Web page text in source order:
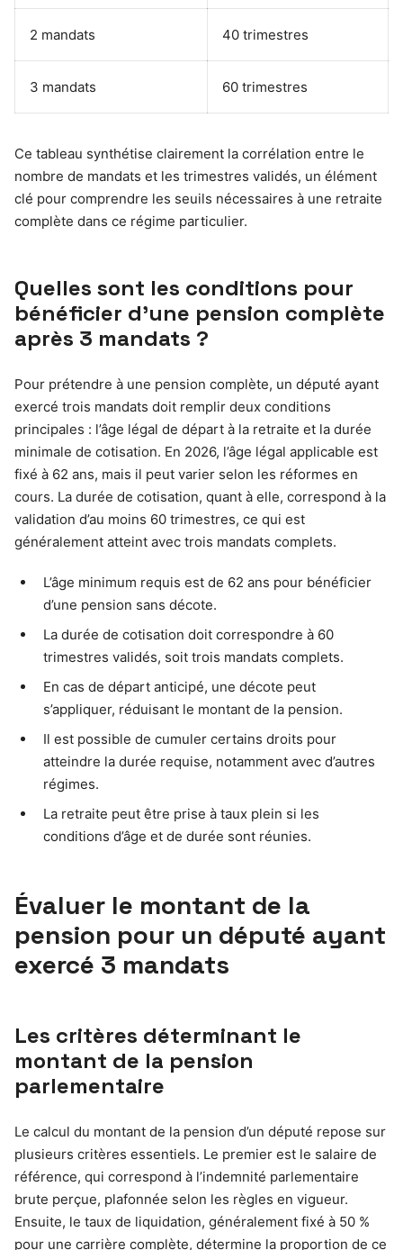
2 mandats 40 trimestres
3 mandats 60 trimestres
Ce tableau synthétise clairement la corrélation entre le
nombre de mandats et les trimestres validés, un élément
clé pour comprendre les seuils nécessaires à une retraite
complète dans ce régime particulier.
Quelles sont les conditions pour
bénéficier d’une pension complète
après 3 mandats ?
Pour prétendre à une pension complète, un député ayant
exercé trois mandats doit remplir deux conditions
principales : l’âge légal de départ à la retraite et la durée
minimale de cotisation. En 2026, l’âge légal applicable est
fixé à 62 ans, mais il peut varier selon les réformes en
cours. La durée de cotisation, quant à elle, correspond à la
validation d’au moins 60 trimestres, ce qui est
généralement atteint avec trois mandats complets.
L’âge minimum requis est de 62 ans pour bénéficier
d’une pension sans décote.
La durée de cotisation doit correspondre à 60
trimestres validés, soit trois mandats complets.
En cas de départ anticipé, une décote peut
s’appliquer, réduisant le montant de la pension.
Il est possible de cumuler certains droits pour
atteindre la durée requise, notamment avec d’autres
régimes.
La retraite peut être prise à taux plein si les
conditions d’âge et de durée sont réunies.
Évaluer le montant de la
pension pour un député ayant
exercé 3 mandats
Les critères déterminant le
montant de la pension
parlementaire
Le calcul du montant de la pension d’un député repose sur
plusieurs critères essentiels. Le premier est le salaire de
référence, qui correspond à l’indemnité parlementaire
brute perçue, plafonnée selon les règles en vigueur.
Ensuite, le taux de liquidation, généralement fixé à 50 %
pour une carrière complète, détermine la proportion de ce